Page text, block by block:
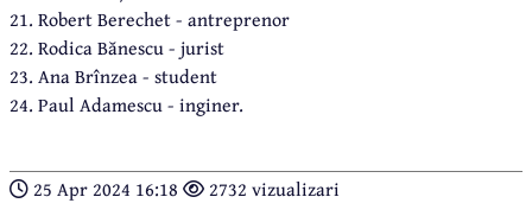
21. Robert Berechet - antreprenor
22. Rodica Bănescu - jurist
23. Ana Brînzea - student
24. Paul Adamescu - inginer.
25 Apr 2024 16:18 2732 vizualizari